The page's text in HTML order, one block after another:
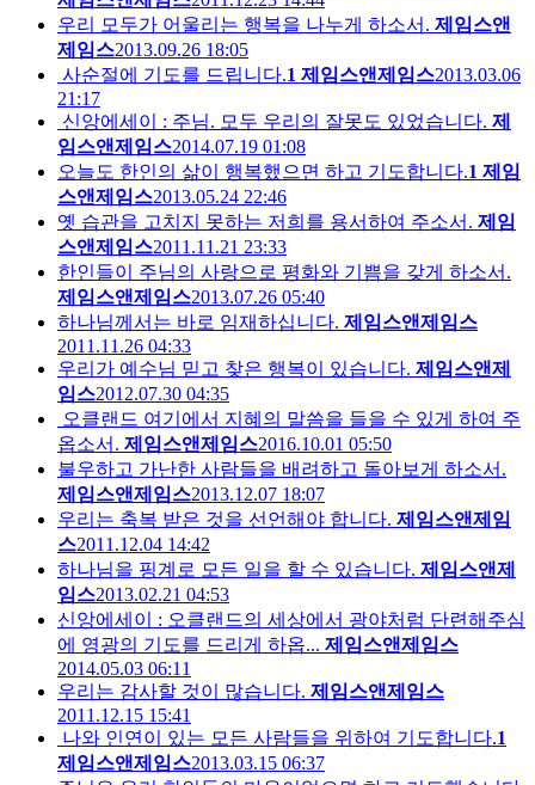
우리 모두가 어울리는 행복을 나누게 하소서. 제임스앤
제임스2013.09.26 18:05
사순절에 기도를 드립니다.1 제임스앤제임스2013.03.06
21:17
신앙에세이 : 주님. 모두 우리의 잘못도 있었습니다. 제
임스앤제임스2014.07.19 01:08
오늘도 한인의 삶이 행복했으면 하고 기도합니다.1 제임
스앤제임스2013.05.24 22:46
옛 습관을 고치지 못하는 저희를 용서하여 주소서. 제임
스앤제임스2011.11.21 23:33
한인들이 주님의 사랑으로 평화와 기쁨을 갖게 하소서.
제임스앤제임스2013.07.26 05:40
하나님께서는 바로 임재하십니다. 제임스앤제임스
2011.11.26 04:33
우리가 예수님 믿고 찾은 행복이 있습니다. 제임스앤제
임스2012.07.30 04:35
오클랜드 여기에서 지혜의 말씀을 들을 수 있게 하여 주
옵소서. 제임스앤제임스2016.10.01 05:50
불우하고 가난한 사람들을 배려하고 돌아보게 하소서.
제임스앤제임스2013.12.07 18:07
우리는 축복 받은 것을 선언해야 합니다. 제임스앤제임
스2011.12.04 14:42
하나님을 핑계로 모든 일을 할 수 있습니다. 제임스앤제
임스2013.02.21 04:53
신앙에세이 : 오클랜드의 세상에서 광야처럼 단련해주심
에 영광의 기도를 드리게 하옵... 제임스앤제임스
2014.05.03 06:11
우리는 감사할 것이 많습니다. 제임스앤제임스
2011.12.15 15:41
나와 인연이 있는 모든 사람들을 위하여 기도합니다.1
제임스앤제임스2013.03.15 06:37